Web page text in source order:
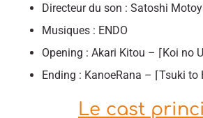
Directeur du son : Satoshi
Musiques : ENDO
Opening : Akari Kitou – ⌈Koi no
Ending : KanoeRana – ⌈Tsuki to
Le cast